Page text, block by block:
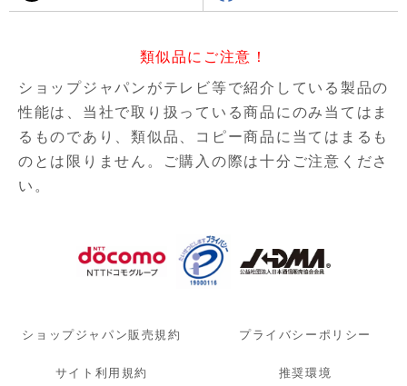
類似品にご注意！
ショップジャパンがテレビ等で紹介している製品の
性能は、当社で取り扱っている商品にのみ当てはま
るものであり、類似品、コピー商品に当てはまるも
のとは限りません。ご購入の際は十分ご注意くださ
い。
ショップジャパン販売規約 プライバシーポリシー
サイト利用規約 推奨環境